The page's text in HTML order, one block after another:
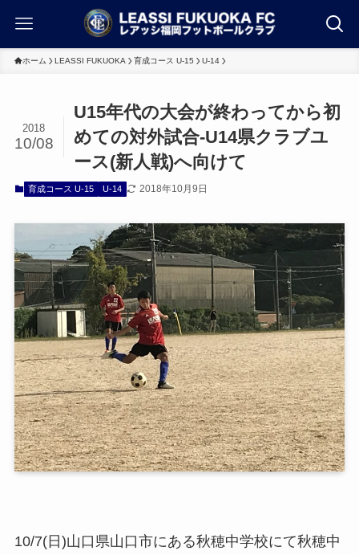
ホーム LEASSI FUKUOKA 育成コース U-15 U-14
U15年代の大会が終わってから初
めての対外試合-U14県クラブユ
ース(新人戦)へ向けて
2018
10/08
育成コース U-15 U-14 2018年10月9日
10/7(日)山口県山口市にある秋穂中学校にて秋穂中